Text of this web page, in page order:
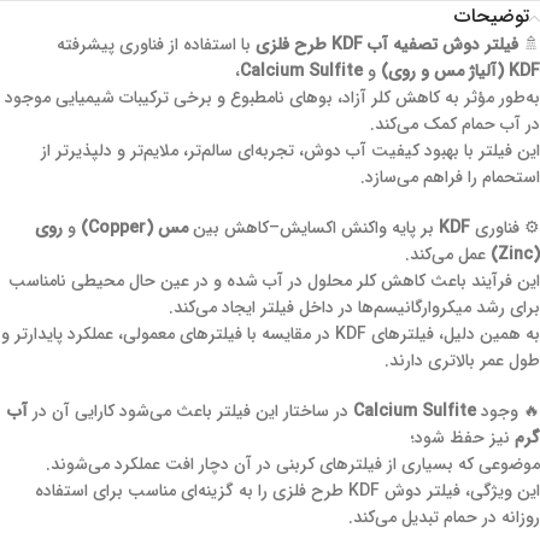
توضیحات
🚿 فیلتر دوش تصفیه آب KDF طرح فلزی
با استفاده از فناوری پیشرفته
KDF (آلیاژ مس و روی)
وCalcium Sulfite،
به‌طور مؤثر به کاهش کلر آزاد، بوهای نامطبوع و برخی ترکیبات شیمیایی موجود
در آب حمام کمک می‌کند.
این فیلتر با بهبود کیفیت آب دوش، تجربه‌ای سالم‌تر، ملایم‌تر و دلپذیرتر از
استحمام را فراهم می‌سازد.
⚙️ فناوریKDF بر پایه واکنش اکسایش–کاهش بینمس (Copper) و روی
(Zinc)
عمل می‌کند.
این فرآیند باعث کاهش کلر محلول در آب شده و در عین حال محیطی نامناسب
برای رشد میکروارگانیسم‌ها در داخل فیلتر ایجاد می‌کند.
به همین دلیل، فیلترهای KDF در مقایسه با فیلترهای معمولی، عملکرد پایدارتر و
طول عمر بالاتری دارند.
🔥 وجودCalcium Sulfite در ساختار این فیلتر باعث می‌شود کارایی آن در آب
گرم نیز حفظ شود؛
موضوعی که بسیاری از فیلترهای کربنی در آن دچار افت عملکرد می‌شوند.
این ویژگی، فیلتر دوش KDF طرح فلزی را به گزینه‌ای مناسب برای استفاده
روزانه در حمام تبدیل می‌کند.